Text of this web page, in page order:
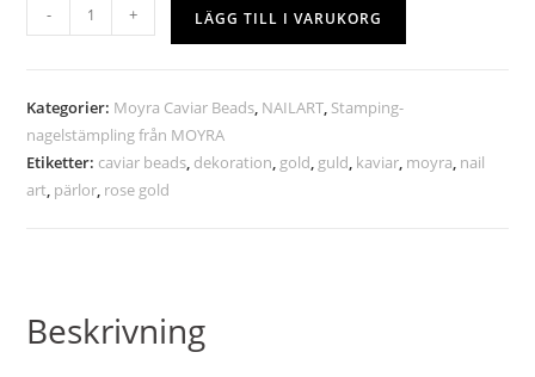
- + LÄGG TILL I VARUKORG
Kategorier: Moyra Caviar Beads, NAILART, Stamping-
nagelstämpling från MOYRA
Etiketter: caviar beads, dekoration, gold, guld, kaviar, moyra, nail
art, pärlor, rose gold
Beskrivning